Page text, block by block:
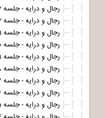
رجال و درایه - جلسه 53
رجال و درایه - جلسه 52
رجال و درایه - جلسه 51
رجال و درایه - جلسه 50
رجال و درایه - جلسه 49
رجال و درایه - جلسه 48
رجال و درایه - جلسه 47
رجال و درایه - جلسه 46
رجال و درایه - جلسه 45